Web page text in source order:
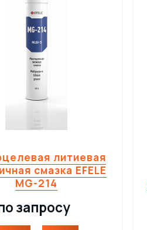
литиевая
смазка EFELE
MG-214
запросу